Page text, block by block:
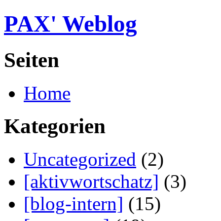
PAX' Weblog
Seiten
Home
Kategorien
Uncategorized (2)
[aktivwortschatz] (3)
[blog-intern] (15)